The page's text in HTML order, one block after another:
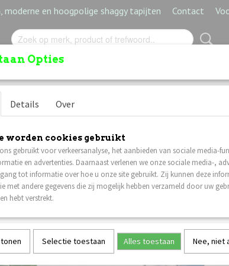
moderne en hoogpolige shaggy tapijten Contact
HOOGPOLIGE
met Prachtige 5-luik
schilderij biedt een unieke manier om kunst te
en lichte canvasconstructie geeft ze een
kunst met een vleugje elegantie
verschillende afmetingen op
Opties
Details Over
worden cookies gebruikt
gebruikt voor verkeersanalyse, het aanbieden van sociale media-
en advertenties. Daarnaast verlenen we onze sociale media-,
tot informatie over hoe u onze site gebruikt. Zij kunnen deze
met andere gegevens die zij mogelijk hebben verzameld door uw
hebt verstrekt.
Selectie toestaan Alles toestaan Nee, niet